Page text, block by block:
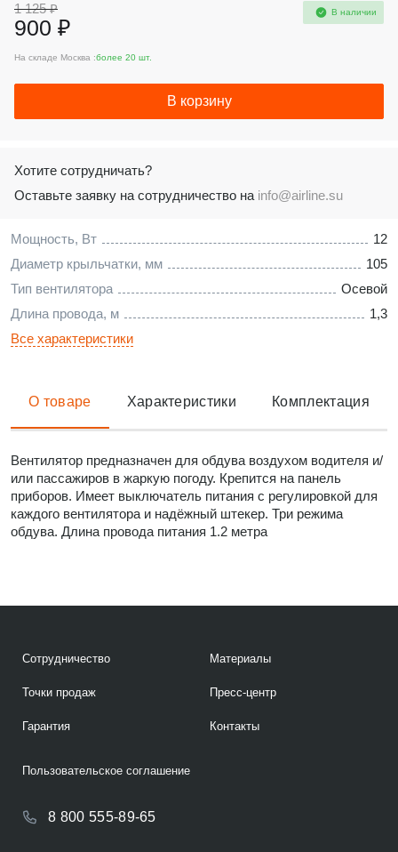
Мощность, Вт
12
Диаметр крыльчатки, мм
105
Тип вентилятора
Осевой
Длина провода, м
1,3
Все характеристики
1 125 ₽
900 ₽
В наличии
На складе Москва :более 20 шт.
В корзину
Хотите сотрудничать?
Оставьте заявку на сотрудничество на info@airline.su
О товаре Характеристики Комплектация
Вентилятор предназначен для обдува воздухом водителя и/
или пассажиров в жаркую погоду. Крепится на панель
приборов. Имеет выключатель питания с регулировкой для
каждого вентилятора и надёжный штекер. Три режима
обдува. Длина провода питания 1.2 метра
Сотрудничество
Точки продаж
Гарантия
Материалы
Пресс-центр
Контакты
8 800 555-89-65
Пользовательское соглашение